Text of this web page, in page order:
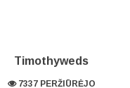
Timothyweds
7337 PERŽIŪRĖJO